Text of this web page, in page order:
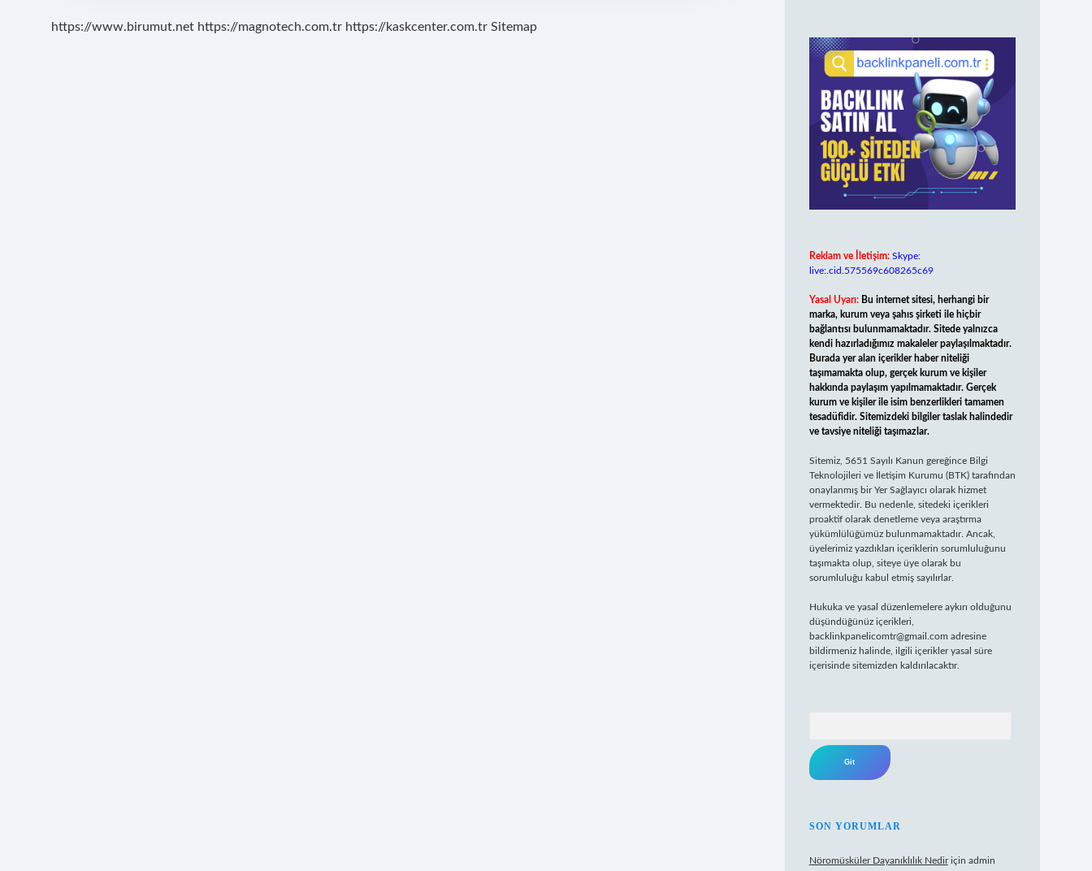
https://www.birumut.net https://magnotech.com.tr https://kaskcenter.com.tr Sitemap
Reklam ve İletişim: Skype:
live:.cid.575569c608265c69
Yasal Uyarı: Bu internet sitesi, herhangi bir
marka, kurum veya şahıs şirketi ile hiçbir
bağlantısı bulunmamaktadır. Sitede yalnızca
kendi hazırladığımız makaleler paylaşılmaktadır.
Burada yer alan içerikler haber niteliği
taşımamakta olup, gerçek kurum ve kişiler
hakkında paylaşım yapılmamaktadır. Gerçek
kurum ve kişiler ile isim benzerlikleri tamamen
tesadüfidir. Sitemizdeki bilgiler taslak halindedir
ve tavsiye niteliği taşımazlar.
Sitemiz, 5651 Sayılı Kanun gereğince Bilgi
Teknolojileri ve İletişim Kurumu (BTK) tarafından
onaylanmış bir Yer Sağlayıcı olarak hizmet
vermektedir. Bu nedenle, sitedeki içerikleri
proaktif olarak denetleme veya araştırma
yükümlülüğümüz bulunmamaktadır. Ancak,
üyelerimiz yazdıkları içeriklerin sorumluluğunu
taşımakta olup, siteye üye olarak bu
sorumluluğu kabul etmiş sayılırlar.
Hukuka ve yasal düzenlemelere aykırı olduğunu
düşündüğünüz içerikleri,
backlinkpanelicomtr@gmail.com adresine
bildirmeniz halinde, ilgili içerikler yasal süre
içerisinde sitemizden kaldırılacaktır.
SON YORUMLAR
Nöromüsküler Dayanıklılık Nediriçin admin